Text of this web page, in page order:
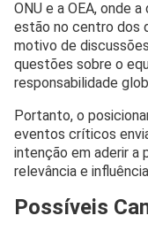
ONU e a OEA, onde
estão no centro dos
motivo de
questões sobre o
responsabilidade
Portanto, o
eventos críticos
intenção em aderir a
relevância e
Possíveis